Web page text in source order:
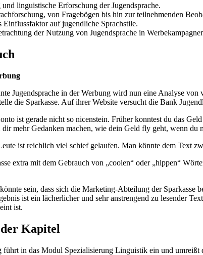
linguistische Erforschung der Jugendsprache.
von Fragebögen bis hin zur teilnehmenden
auf jugendliche Sprachstile.
der Nutzung von Jugendsprache in
Jugendsprache in der Werbung wird nun eine Analyse
die Sparkasse. Auf ihrer Website versucht die Bank
ist gerade nicht so nicenstein. Früher konntest du das
mehr Gedanken machen, wie dein Geld fly geht, wenn du
ist reichlich viel schief gelaufen. Man könnte dem Text
extra mit dem Gebrauch von „coolen“ oder „hippen“
sein, dass sich die Marketing-Abteilung der Sparkasse
ist ein lächerlicher und sehr anstrengend zu lesender
ist.
der Kapitel
führt in das Modul Spezialisierung Linguistik ein und umreißt